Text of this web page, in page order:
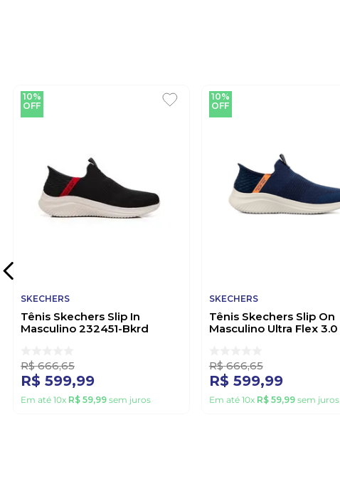
10%
OFF
SKECHERS
Tênis Skechers Slip In
Masculino 232451-Bkrd
R$ 666,65
R$ 599,99
Em até 10x R$ 59,99sem juros
10%
OFF
SKECHERS
Tênis Skechers Slip On
Masculino Ultra Flex 3.0
R$ 666,65
R$ 599,99
Em até 10x R$ 59,99sem juros